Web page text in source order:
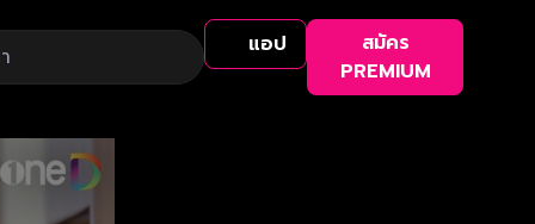
แอป
สมัคร
PREMIUM